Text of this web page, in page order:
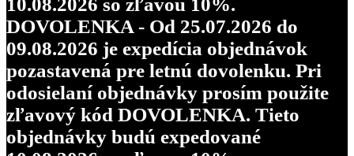
10.08.2026 so zľavou 10%.
DOVOLENKA - Od 25.07.2026 do
09.08.2026 je expedícia objednávok
pozastavená pre letnú dovolenku. Pri
odosielaní objednávky prosím použite
zľavový kód DOVOLENKA. Tieto
objednávky budú expedované